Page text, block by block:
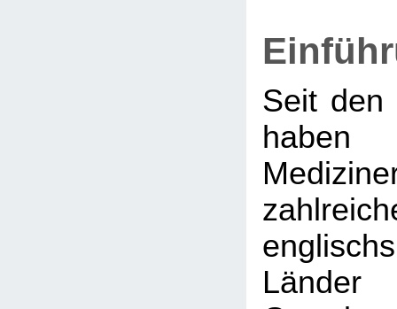
Seit den
haben
Länder